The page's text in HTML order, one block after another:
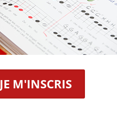
JE M'INSCRIS